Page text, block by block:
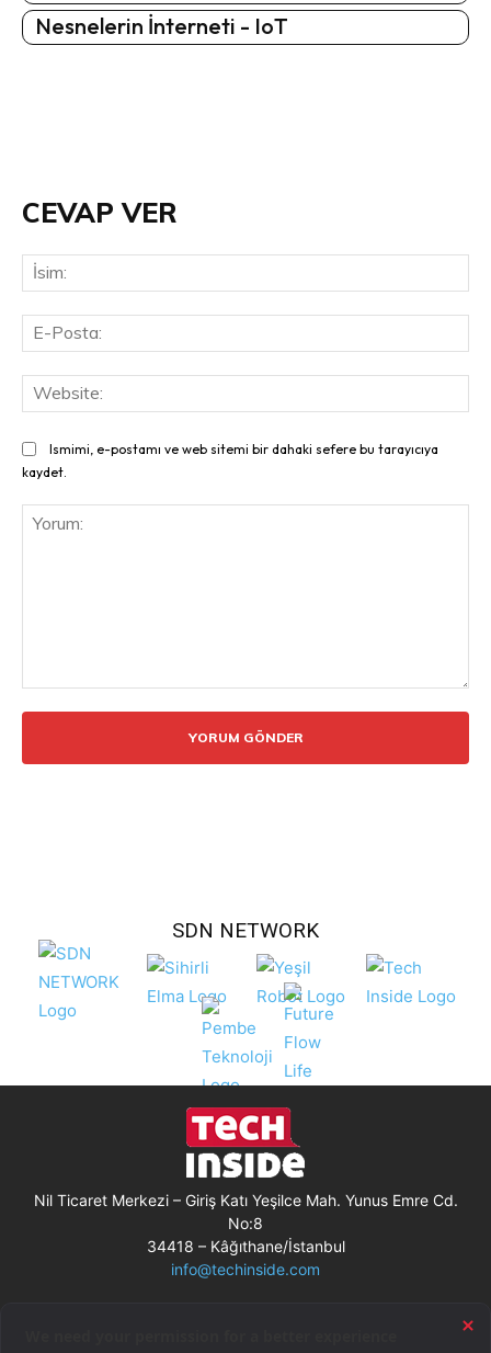
Nesnelerin İnterneti - IoT
CEVAP VER
Ismimi, e-postamı ve web sitemi bir dahaki sefere bu tarayıcıya
kaydet.
SDN NETWORK
Nil Ticaret Merkezi – Giriş Katı Yeşilce Mah. Yunus Emre Cd.
No:8
34418 – Kâğıthane/İstanbul
info@techinside.com